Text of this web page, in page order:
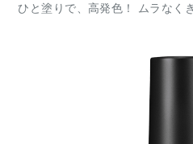
ひと塗りで、高発色！ ムラなく